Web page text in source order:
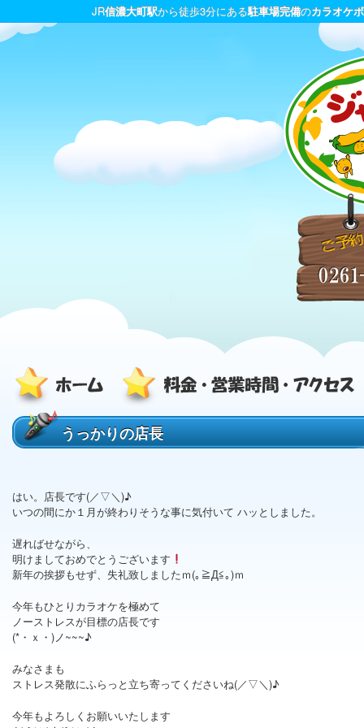
JR信濃大町駅から徒歩3分にある駐車場完備のカラオケ
うっかりの店長
はい。店長です(／▽＼)♪
いつの間にか１月が終わりそうな事に気付いて ハッとしました。
遅ればせながら、
明けましておめでとうございます
新年の挨拶もせず、失礼致しましたｍ(｡≧Д≦｡)ｍ
今年もひとりカラオケを極めて
ノーストレスが目標の店長です
(*・ｘ・)ノ~~~♪
みなさまも
ストレス発散にふらっと立ち寄ってくださいね(／▽＼)♪
今年もよろしくお願いいたします